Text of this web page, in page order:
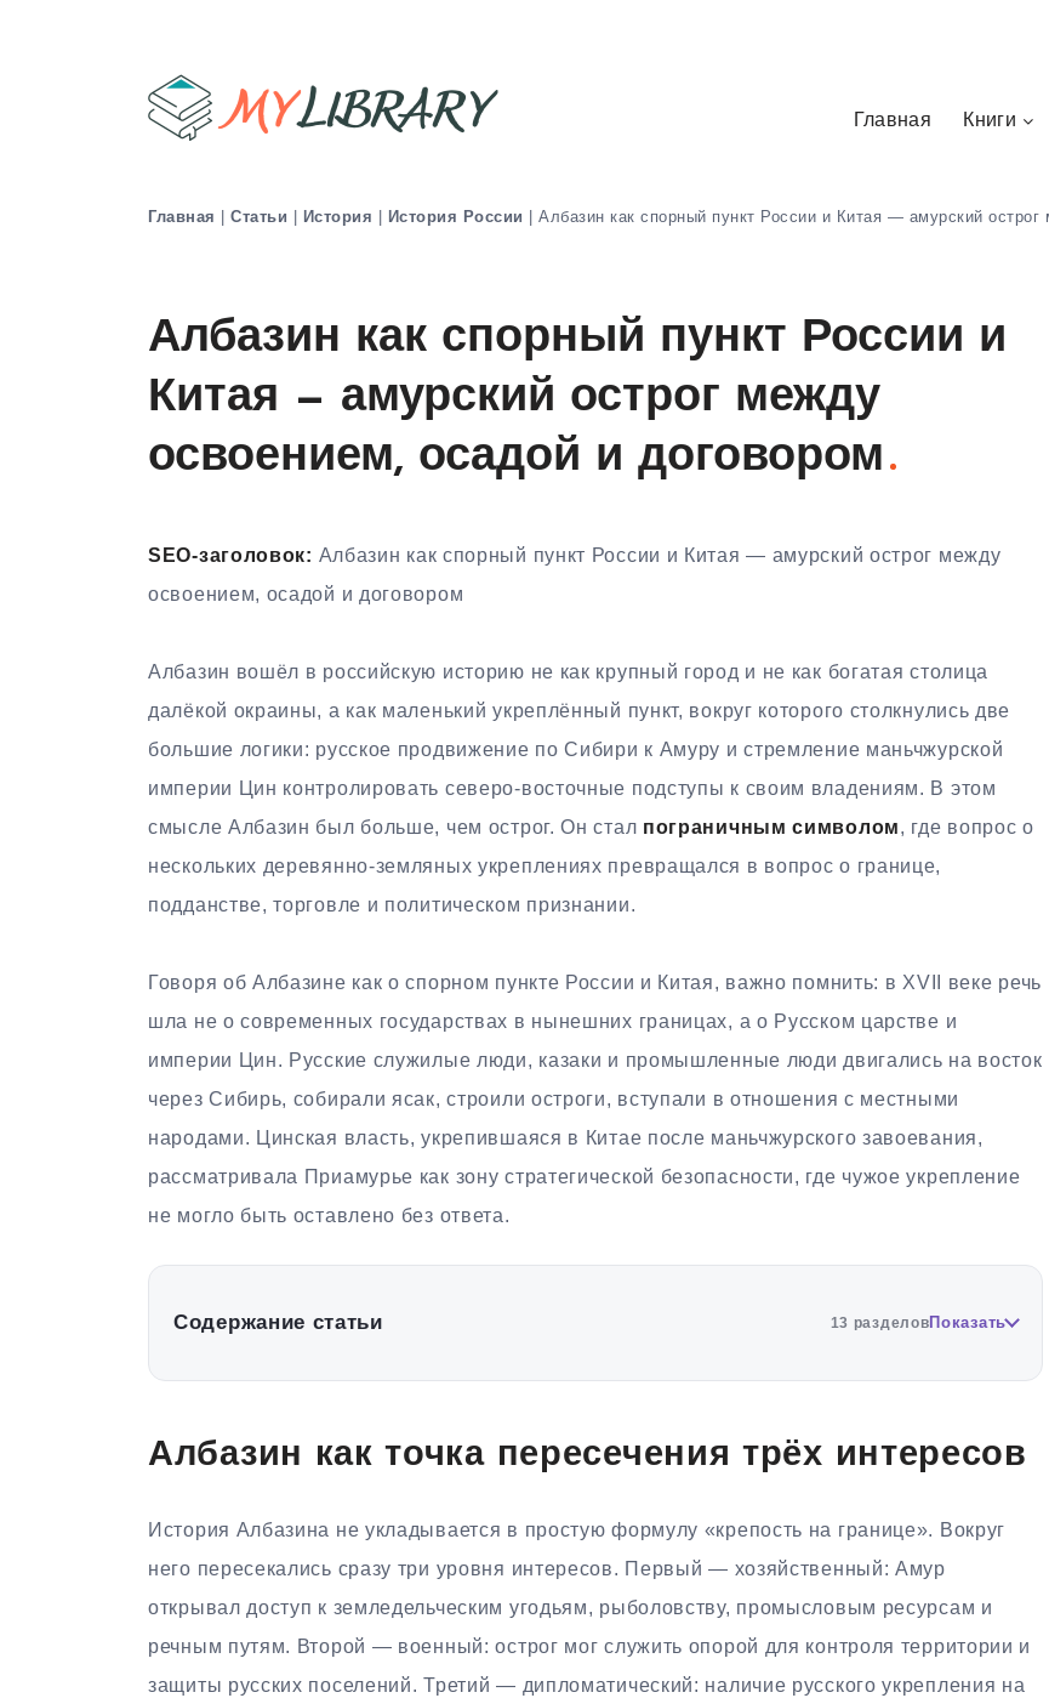
Главная Книги
Главная | Статьи | История | История России | Албазин как спорный пункт России и Китая — амурский
Албазин как спорный пункт России и
Китая — амурский острог между
освоением, осадой и договором
SEO-заголовок: Албазин как спорный пункт России и Китая — амурский острог между
освоением, осадой и договором
Албазин вошёл в российскую историю не как крупный город и не как богатая столица
далёкой окраины, а как маленький укреплённый пункт, вокруг которого столкнулись две
большие логики: русское продвижение по Сибири к Амуру и стремление маньчжурской
империи Цин контролировать северо-восточные подступы к своим владениям. В этом
смысле Албазин был больше, чем острог. Он стал пограничным символом, где вопрос о
нескольких деревянно-земляных укреплениях превращался в вопрос о границе,
подданстве, торговле и политическом признании.
Говоря об Албазине как о спорном пункте России и Китая, важно помнить: в XVII веке речь
шла не о современных государствах в нынешних границах, а о Русском царстве и
империи Цин. Русские служилые люди, казаки и промышленные люди двигались на восток
через Сибирь, собирали ясак, строили остроги, вступали в отношения с местными
народами. Цинская власть, укрепившаяся в Китае после маньчжурского завоевания,
рассматривала Приамурье как зону стратегической безопасности, где чужое укрепление
не могло быть оставлено без ответа.
Содержание статьи 13 разделовПоказать
Албазин как точка пересечения трёх интересов
История Албазина не укладывается в простую формулу «крепость на границе». Вокруг
него пересекались сразу три уровня интересов. Первый — хозяйственный: Амур
открывал доступ к земледельческим угодьям, рыболовству, промысловым ресурсам и
речным путям. Второй — военный: острог мог служить опорой для контроля территории и
защиты русских поселений. Третий — дипломатический: наличие русского укрепления на